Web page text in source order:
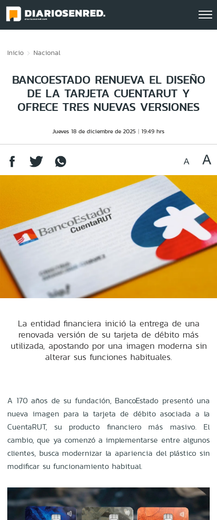
Inicio Nacional
BANCOESTADO RENUEVA EL DISEÑO
DE LA TARJETA CUENTARUT Y
OFRECE TRES NUEVAS VERSIONES
Jueves 18 de diciembre de 2025 19:49 hrs
La entidad financiera inició la entrega de una
renovada versión de su tarjeta de débito más
utilizada, apostando por una imagen moderna sin
alterar sus funciones habituales.
A 170 años de su fundación, BancoEstado presentó una
nueva imagen para la tarjeta de débito asociada a la
CuentaRUT, su producto financiero más masivo. El
cambio, que ya comenzó a implementarse entre algunos
clientes, busca modernizar la apariencia del plástico sin
modificar su funcionamiento habitual.